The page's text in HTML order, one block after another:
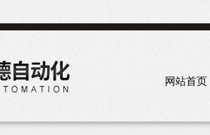
网站首页